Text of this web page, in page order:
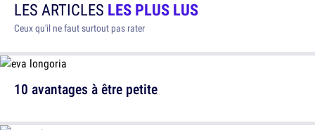
LES ARTICLES LES PLUS LUS
Ceux qu'il ne faut surtout pas rater
10 avantages à être petite